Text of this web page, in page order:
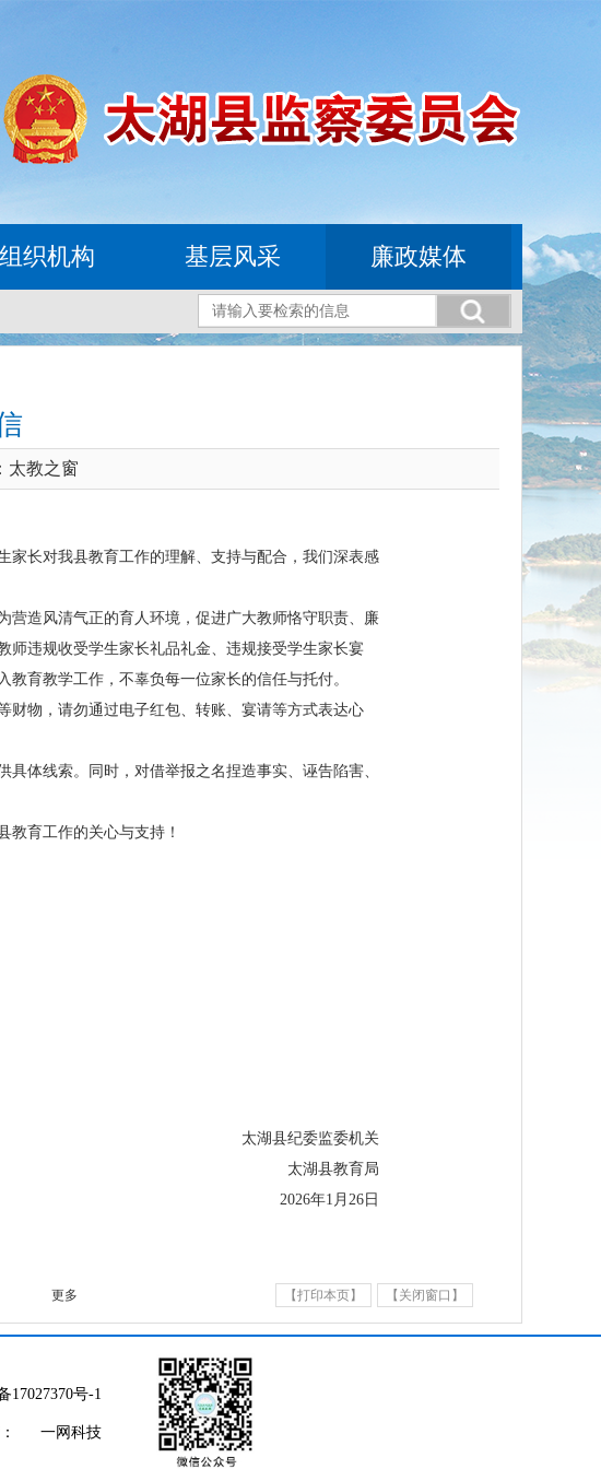
组织机构 基层风采 廉政媒体
太教之窗
家长对我县教育工作的理解、支持与配合，我们深表感
营造风清气正的育人环境，促进广大教师恪守职责、廉
师违规收受学生家长礼品礼金、违规接受学生家长宴
育教学工作，不辜负每一位家长的信任与托付。
财物，请勿通过电子红包、转账、宴请等方式表达心
体线索。同时，对借举报之名捏造事实、诬告陷害、
教育工作的关心与支持！
太湖县纪委监委机关
太湖县教育局
2026年1月26日
更多 【打印本页】 【关闭窗口】
17027370号-1
一网科技